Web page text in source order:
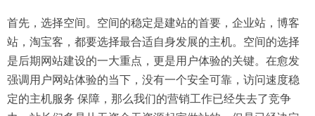
首先，选择空间。空间的稳定是建站的首要，企业站，博客
站，淘宝客，都要选择最合适自身发展的主机。空间的选择
是后期网站建设的一大重点，更是用户体验的关键。在愈发
强调用户网站体验的当下，没有一个安全可靠，访问速度稳
定的主机服务 保障，那么我们的营销工作已经失去了竞争